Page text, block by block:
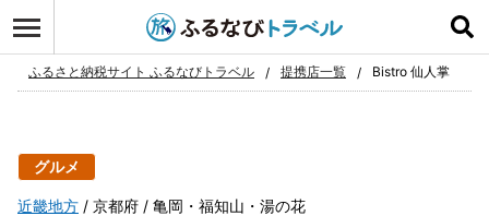
お気に入り
ふるさと納税サイト ふるなびトラベル 提携店一覧 Bistro 仙人掌
グルメ
近畿地方 京都府 亀岡・福知山・湯の花